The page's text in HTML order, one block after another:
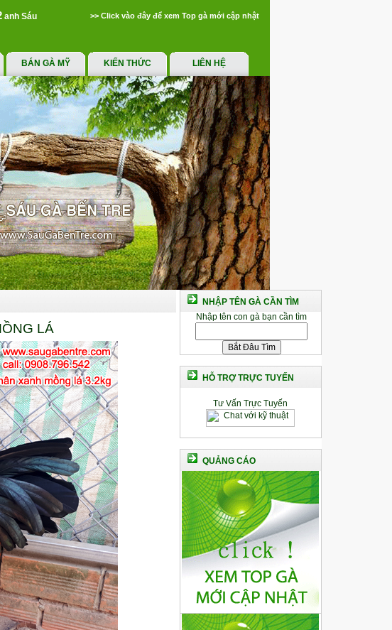
anh Sáu >> Click vào đây để xem Top gà mới cập nhật
BÁN GÀ MỸ KIẾN THỨC LIÊN HỆ
LÁ
NHẬP TÊN GÀ CẦN TÌM
Nhập tên con gà bạn cần tìm
HỖ TRỢ TRỰC TUYẾN
Tư Vấn Trực Tuyến
QUẢNG CÁO